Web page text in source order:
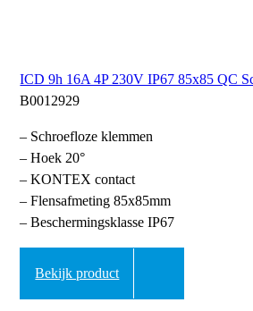
ICD 9h 16A 4P 230V IP67 85x85 QC
B0012929
– Schroefloze klemmen
– Hoek 20°
– KONTEX contact
– Flensafmeting 85x85mm
– Beschermingsklasse IP67
Bekijk product